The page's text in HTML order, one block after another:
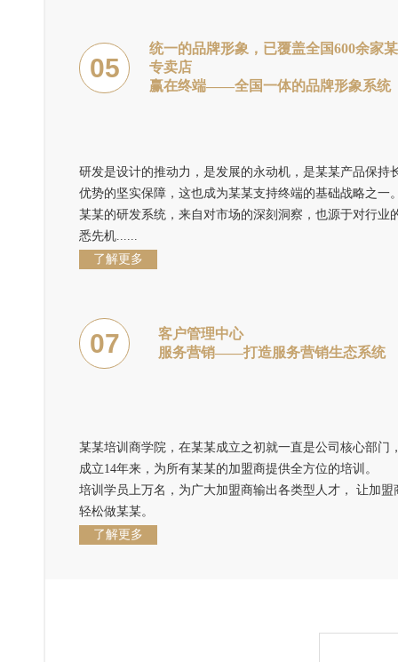
05
统一的品牌形象，已覆盖全国600余家
专卖店
赢在终端——全国一体的品牌形象系统
研发是设计的推动力，是发展的永动机，是某某产品保持
优势的坚实保障，这也成为某某支持终端的基础战略之一
某某的研发系统，来自对市场的深刻洞察，也源于对行业
悉先机......
了解更多
07
客户管理中心
服务营销——打造服务营销生态系统
某某培训商学院，在某某成立之初就一直是公司核心部门
成立14年来，为所有某某的加盟商提供全方位的培训。
培训学员上万名，为广大加盟商输出各类型人才， 让加盟
轻松做某某。
了解更多